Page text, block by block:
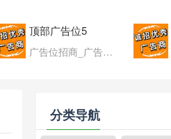
顶部广告位5
广告位招商_广告位待售
分类导航